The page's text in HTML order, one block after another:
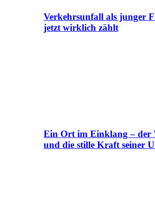
Verkehrsunfall als junger
jetzt wirklich zählt
Ein Ort im Einklang – der
und die stille Kraft seiner